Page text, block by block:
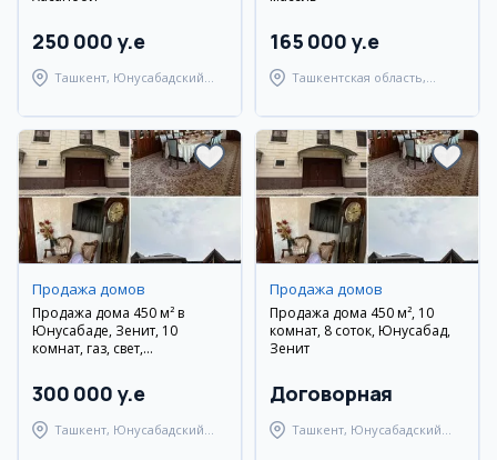
250 000 y.e
Ташкент, Юнусабадский
165 000 y.e
Ташкентская область,
Продажа домов
Продажа дома 450 м² в
Юнусабаде, Зенит, 10
комнат, газ, свет,
300 000 y.e
Ташкент, Юнусабадский
Продажа домов
Продажа дома 450 м², 10
комнат, 8 соток, Юнусабад,
Зенит
Договорная
Ташкент, Юнусабадский